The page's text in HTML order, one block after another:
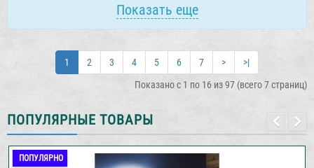
Показать еще
1 2 3 4 5 6 7 >
>|
Показано с 1 по 16 из 97 (всего 7 страниц)
ПОПУЛЯРНЫЕ ТОВАРЫ
ПОПУЛЯРНО